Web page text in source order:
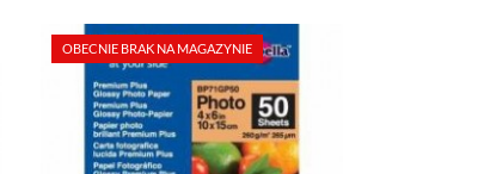
OBECNIE BRAK NA MAGAZYNIE